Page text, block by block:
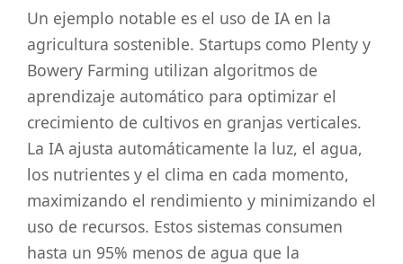
Un ejemplo notable es el uso de IA en la
agricultura sostenible. Startups como Plenty y
Bowery Farming utilizan algoritmos de
aprendizaje automático para optimizar el
crecimiento de cultivos en granjas verticales.
La IA ajusta automáticamente la luz, el agua,
los nutrientes y el clima en cada momento,
maximizando el rendimiento y minimizando el
uso de recursos. Estos sistemas consumen
hasta un 95% menos de agua que la